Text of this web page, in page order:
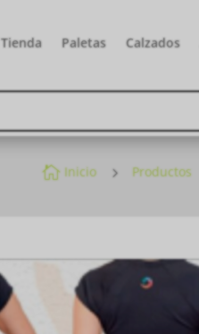
Tienda Paletas Calzados
 Inicio 5 Productos